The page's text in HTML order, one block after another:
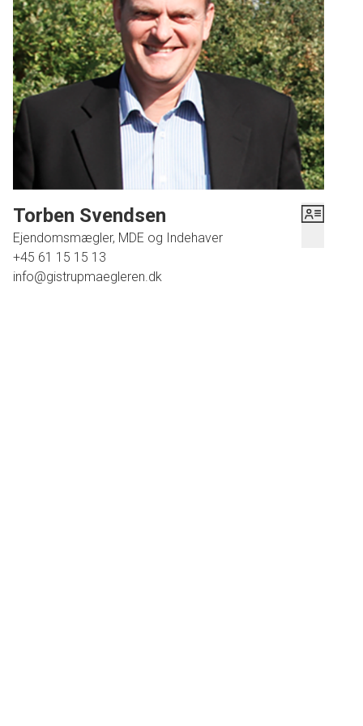
Udenfor kan I glæde jer til en stor, hyggelig have med flere solrige terrasser.
Herude får I en skøn oase til de lune sommerdage, hvor I ganske uforstyrret
kan nyde solen hele dagen. Grunden på 979 m2 rummer også en carport
samt et skur med opbevaringsmuligheder. Der ligger fælles areal /
legeplads, som hører med til grundejerforeningen.
I Nøvling kan I se frem til et aktivt foreningsliv. Daginstitution og skole er blot
en tre minutters cykeltur væk, mens indkøb kan klares i Gistrup, hvor gode
stisystemer fører jer sikkert på vej på under et kvarter. I nærheden har I også
flere smukke naturområder såsom Lundby Bakker, og så er der kun 15
minutters køretur ind til Aalborg.
Ring på tlf. 61151513 for fremvisning..
Torben Svendsen
Ejendomsmægler, MDE og Indehaver
+45 61 15 15 13
info@gistrupmaegleren.dk